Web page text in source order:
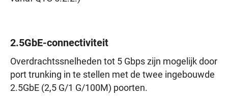
2.5GbE-connectiviteit
Overdrachtssnelheden tot 5 Gbps zijn mogelijk door
port trunking in te stellen met de twee ingebouwde
2.5GbE (2,5 G/1 G/100M) poorten.